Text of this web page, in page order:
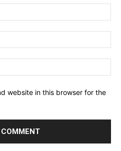
website in this browser for the